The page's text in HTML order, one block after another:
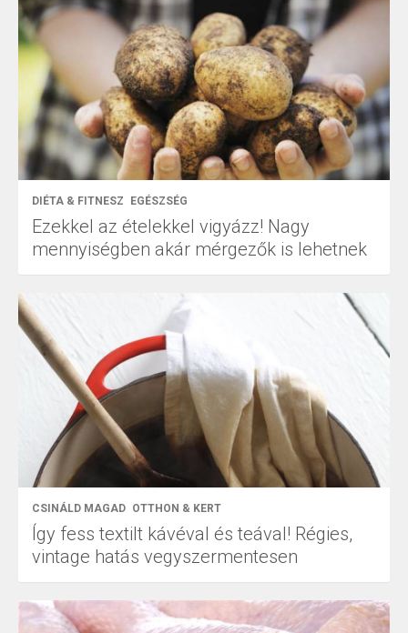
DIÉTA & FITNESZ EGÉSZSÉG
Ezekkel az ételekkel vigyázz! Nagy
mennyiségben akár mérgezők is lehetnek
CSINÁLD MAGAD OTTHON & KERT
Így fess textilt kávéval és teával! Régies,
vintage hatás vegyszermentesen